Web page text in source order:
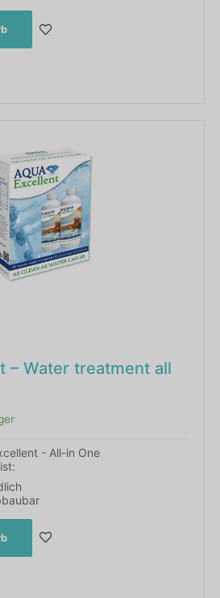
– Water treatment all
- All-in One